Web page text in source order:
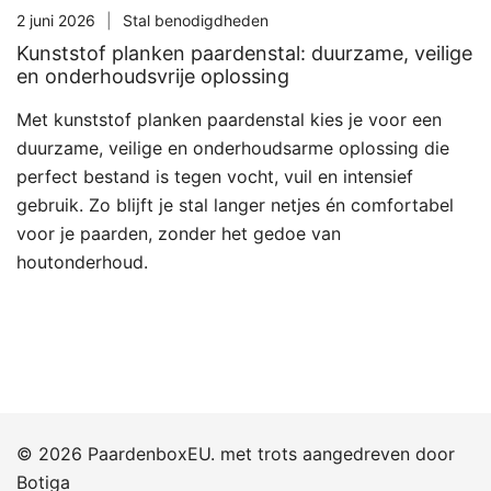
2 juni 2026 Stal benodigdheden
Kunststof planken paardenstal: duurzame, veilige
en onderhoudsvrije oplossing
Met kunststof planken paardenstal kies je voor een
duurzame, veilige en onderhoudsarme oplossing die
perfect bestand is tegen vocht, vuil en intensief
gebruik. Zo blijft je stal langer netjes én comfortabel
voor je paarden, zonder het gedoe van
houtonderhoud.
© 2026 PaardenboxEU. met trots aangedreven door
Botiga